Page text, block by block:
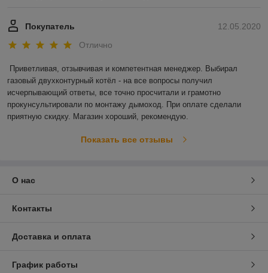
12.05.2020
Покупатель
Отлично
Приветливая, отзывчивая и компетентная менеджер. Выбирал
газовый двухконтурный котёл - на все вопросы получил
исчерпывающий ответы, все точно просчитали и грамотно
прокунсультировали по монтажу дымоход. При оплате сделали
приятную скидку. Магазин хороший, рекомендую.
Показать все отзывы
О нас
Контакты
Доставка и оплата
График работы